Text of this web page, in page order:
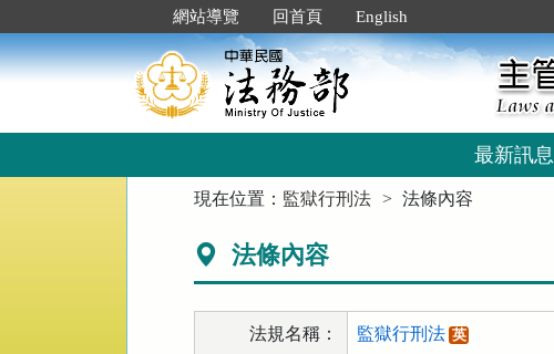
到
主
要
網站導覽 回首頁 English
最新訊息
現在位置： 監獄行刑法 法條內容
法條內容
法規名稱： 監獄行刑法 英